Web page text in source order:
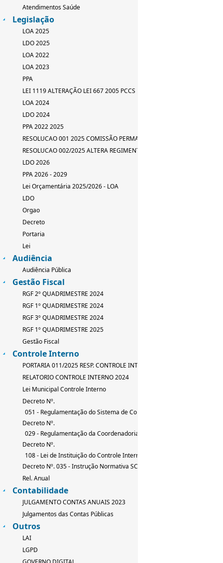
Atendimentos Saúde
Legislação
LOA 2025
LDO 2025
LOA 2022
LOA 2023
PPA
LEI 1119 ALTERAÇÃO LEI 667 2005 PCCS
LOA 2024
LDO 2024
PPA 2022 2025
RESOLUCAO 001 2025 COMISSÃO PERMANENTE
RESOLUCAO 002/2025 ALTERA REGIMENTO INTERNO
LDO 2026
PPA 2026 - 2029
Lei Orçamentária 2025/2026 - LOA
LDO
Orgao
Decreto
Portaria
Lei
Audiência
Audiência Pública
Gestão Fiscal
RGF 2º QUADRIMESTRE 2024
RGF 1º QUADRIMESTRE 2024
RGF 3º QUADRIMESTRE 2024
RGF 1º QUADRIMESTRE 2025
Gestão Fiscal
Controle Interno
PORTARIA 011/2025 RESP. CONTROLE INTERNO
RELATORIO CONTROLE INTERNO 2024
Lei Municipal Controle Interno
Decreto Nº.
051 - Regulamentação do Sistema de Controle Interno
Decreto Nº.
029 - Regulamentação da Coordenadoria de Controle Interno
Decreto Nº.
108 - Lei de Instituição do Controle Interno
Decreto Nº. 035 - Instrução Normativa SCI
Rel. Anual
Contabilidade
JULGAMENTO CONTAS ANUAIS 2023
Julgamentos das Contas Públicas
Outros
LAI
LGPD